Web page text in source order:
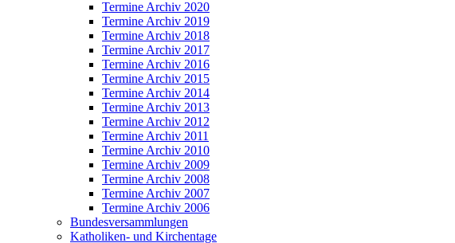
Termine Archiv 2020
Termine Archiv 2019
Termine Archiv 2018
Termine Archiv 2017
Termine Archiv 2016
Termine Archiv 2015
Termine Archiv 2014
Termine Archiv 2013
Termine Archiv 2012
Termine Archiv 2011
Termine Archiv 2010
Termine Archiv 2009
Termine Archiv 2008
Termine Archiv 2007
Termine Archiv 2006
Bundesversammlungen
Katholiken- und Kirchentage